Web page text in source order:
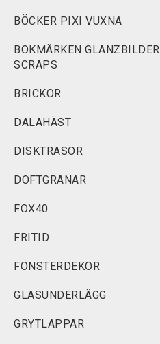
BÖCKER PIXI VUXNA
BOKMÄRKEN GLANZBILDER
SCRAPS
BRICKOR
DALAHÄST
DISKTRASOR
DOFTGRANAR
FOX40
FRITID
FÖNSTERDEKOR
GLASUNDERLÄGG
GRYTLAPPAR